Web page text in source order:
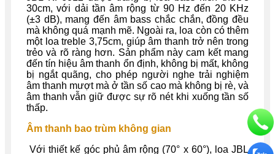
30cm, với dải tần âm rộng từ 90 Hz đến 20 KHz
(±3 dB), mang đến âm bass chắc chắn, đồng đều
mà không quá mạnh mẽ. Ngoài ra, loa còn có thêm
một loa treble 3,75cm, giúp âm thanh trở nên trong
trẻo và rõ ràng hơn. Sản phẩm này cam kết mang
đến tín hiệu âm thanh ổn định, không bị mất, không
bị ngắt quãng, cho phép người nghe trải nghiệm
âm thanh mượt mà ở tần số cao mà không bị rè, và
âm thanh vẫn giữ được sự rõ nét khi xuống tần số
thấp.
Âm thanh bao trùm không gian
Với thiết kế góc phủ âm rộng (70° x 60°), loa JBL